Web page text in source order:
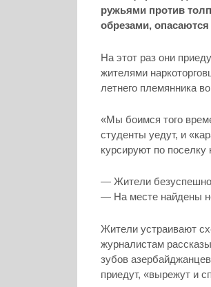
ружьями против
обрезами,
На этот раз они
жителями
летнего племянника
«Мы боимся того
студенты уедут, и
курсируют по
— Жители безуспешно
— На месте найдены
Жители устраивают
журналистам
зубов
приедут, «вырежут и